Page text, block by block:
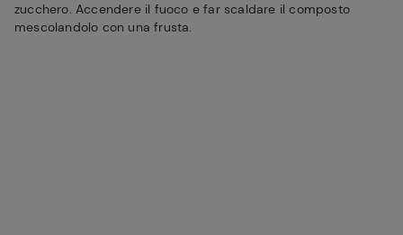
zucchero. Accendere il fuoco e far scaldare il composto
mescolandolo con una frusta.